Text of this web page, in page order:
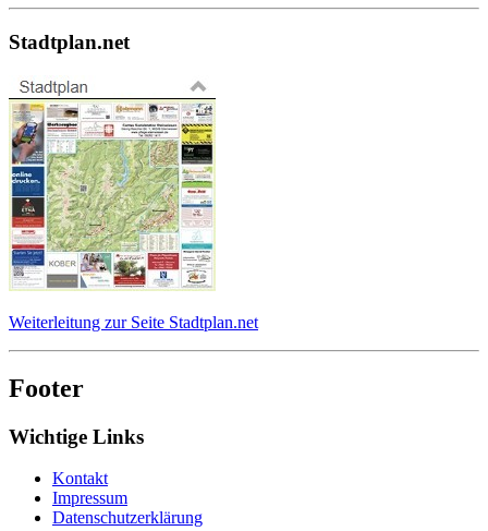
Stadtplan.net
Weiterleitung zur Seite Stadtplan.net
Footer
Wichtige Links
Kontakt
Impressum
Datenschutzerklärung